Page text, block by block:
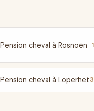
Pension cheval à Rosnoën 1
Pension cheval à Loperhet3